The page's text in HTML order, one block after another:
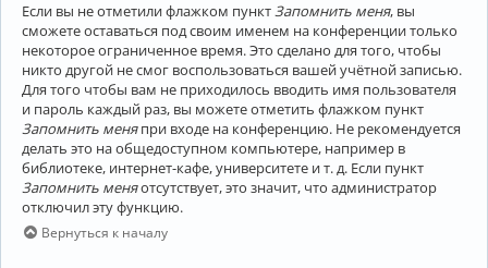
Если вы не отметили флажком пунктЗапомнить меня, вы
сможете оставаться под своим именем на конференции только
некоторое ограниченное время. Это сделано для того, чтобы
никто другой не смог воспользоваться вашей учётной записью.
Для того чтобы вам не приходилось вводить имя пользователя
и пароль каждый раз, вы можете отметить флажком пункт
Запомнить меняпри входе на конференцию. Не рекомендуется
делать это на общедоступном компьютере, например в
библиотеке, интернет-кафе, университете и т. д. Если пункт
Запомнить меняотсутствует, это значит, что администратор
отключил эту функцию.
Вернуться к началу